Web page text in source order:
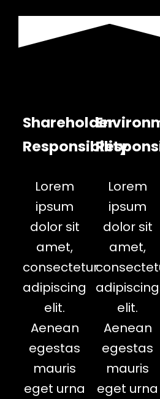
Shareholder
Responsibility
Lorem
ipsum
dolor sit
amet,
consectetur
adipiscing
elit.
Aenean
egestas
mauris
eget urna
Lorem
ipsum
dolor sit
amet,
adipiscing
elit.
Aenean
egestas
mauris
eget urna